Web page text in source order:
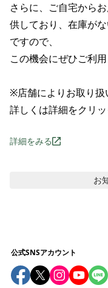
さらに、ご自宅から
供しており、在庫が
ですので、
この機会にぜひご利
※店舗によりお取り扱
詳しくは詳細をクリ
詳細をみる
お
公式SNSアカウント